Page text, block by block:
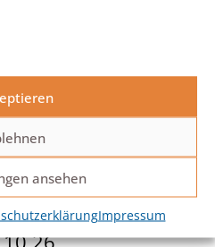
ansehen
Impressum
– 19:40
– 21:00